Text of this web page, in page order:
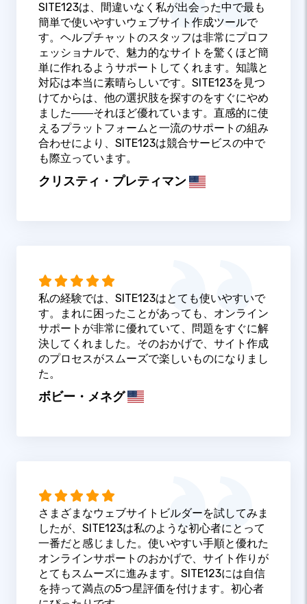
SITE123は、間違いなく私が出会った中で最も
簡単で使いやすいウェブサイト作成ツールで
す。ヘルプチャットのスタッフは非常にプロフ
ェッショナルで、魅力的なサイトを驚くほど簡
単に作れるようサポートしてくれます。知識と
対応は本当に素晴らしいです。SITE123を見つ
けてからは、他の選択肢を探すのをすぐにやめ
ました――それほど優れています。直感的に使
えるプラットフォームと一流のサポートの組み
合わせにより、SITE123は競合サービスの中で
も際立っています。
クリスティ・プレティマン
私の経験では、SITE123はとても使いやすいで
す。まれに困ったことがあっても、オンライン
サポートが非常に優れていて、問題をすぐに解
決してくれました。そのおかげで、サイト作成
のプロセスがスムーズで楽しいものになりまし
た。
ボビー・メネグ
さまざまなウェブサイトビルダーを試してみま
したが、SITE123は私のような初心者にとって
一番だと感じました。使いやすい手順と優れた
オンラインサポートのおかげで、サイト作りが
とてもスムーズに進みます。SITE123には自信
を持って満点の5つ星評価を付けます。初心者